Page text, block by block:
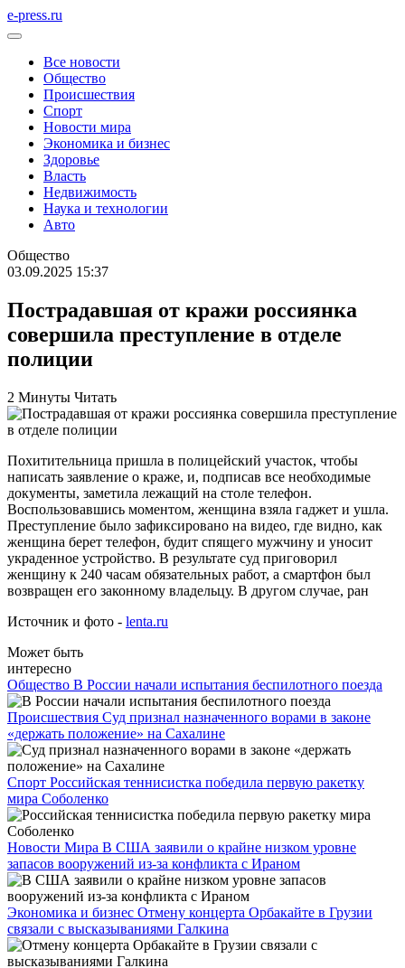
e-press.ru
Все новости
Общество
Происшествия
Спорт
Новости мира
Экономика и бизнес
Здоровье
Власть
Недвижимость
Наука и технологии
Авто
Общество
03.09.2025 15:37
Пострадавшая от кражи россиянка
совершила преступление в отделе
полиции
2 Минуты Читать
Похитительница пришла в полицейский участок, чтобы
написать заявление о краже, и, подписав все необходимые
документы, заметила лежащий на столе телефон.
Воспользовавшись моментом, женщина взяла гаджет и ушла.
Преступление было зафиксировано на видео, где видно, как
женщина берет телефон, будит спящего мужчину и уносит
украденное устройство. В результате суд приговорил
женщину к 240 часам обязательных работ, а смартфон был
возвращен его законному владельцу. В другом случае, ран
Источник и фото - lenta.ru
Может быть
интересно
Общество В России начали испытания беспилотного поезда
Происшествия Суд признал назначенного ворами в законе
«держать положение» на Сахалине
Спорт Российская теннисистка победила первую ракетку
мира Соболенко
Новости Мира В США заявили о крайне низком уровне
запасов вооружений из-за конфликта с Ираном
Экономика и бизнес Отмену концерта Орбакайте в Грузии
связали с высказываниями Галкина